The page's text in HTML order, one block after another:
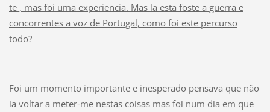
te , mas foi uma experiencia. Mas la esta foste a guerra e
concorrentes a voz de Portugal, como foi este percurso
todo?
Foi um momento importante e inesperado pensava que não
ia voltar a meter-me nestas coisas mas foi num dia em que